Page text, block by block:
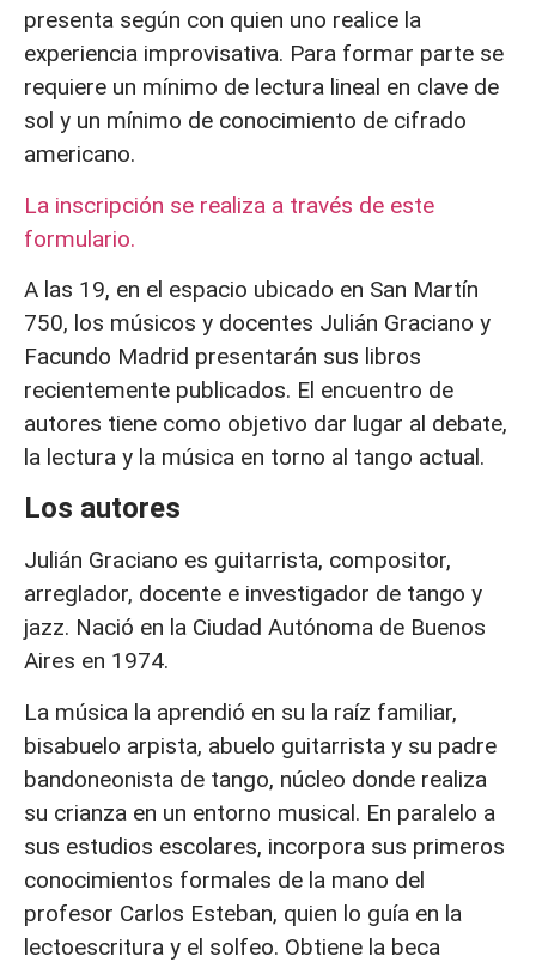
presenta según con quien uno realice la
experiencia improvisativa. Para formar parte se
requiere un mínimo de lectura lineal en clave de
sol y un mínimo de conocimiento de cifrado
americano.
La inscripción se realiza a través de este
formulario.
A las 19, en el espacio ubicado en San Martín
750, los músicos y docentes Julián Graciano y
Facundo Madrid presentarán sus libros
recientemente publicados. El encuentro de
autores tiene como objetivo dar lugar al debate,
la lectura y la música en torno al tango actual.
Los autores
Julián Graciano es guitarrista, compositor,
arreglador, docente e investigador de tango y
jazz. Nació en la Ciudad Autónoma de Buenos
Aires en 1974.
La música la aprendió en su la raíz familiar,
bisabuelo arpista, abuelo guitarrista y su padre
bandoneonista de tango, núcleo donde realiza
su crianza en un entorno musical. En paralelo a
sus estudios escolares, incorpora sus primeros
conocimientos formales de la mano del
profesor Carlos Esteban, quien lo guía en la
lectoescritura y el solfeo. Obtiene la beca